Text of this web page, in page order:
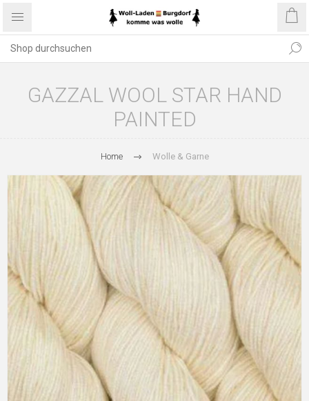
GAZZAL WOOL STAR HAND
PAINTED
Home Wolle & Garne